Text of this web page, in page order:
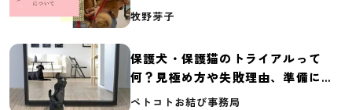
介
牧野芽子
保護犬・保護猫のトライアルって
何？見極め方や失敗理由、準備に必
要なものを紹介
ペトコトお結び事務局